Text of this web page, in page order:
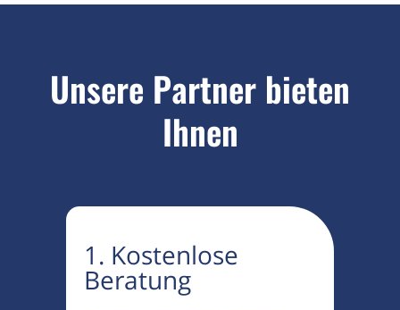
Unsere Partner bieten
Ihnen
1. Kostenlose
Beratung